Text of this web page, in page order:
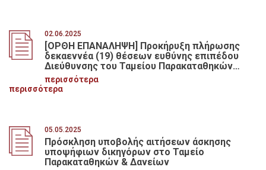
02.06.2025
[ΟΡΘΗ ΕΠΑΝΑΛΗΨΗ] Προκήρυξη πλήρωσης
δεκαεννέα (19) θέσεων ευθύνης επιπέδου
Διεύθυνσης του Ταμείου Παρακαταθηκών
και Δανείων, κατ’ εφαρμογή των διατάξεων
των άρθρων 84-86 του Υπαλληλικού Κώδικα
(Ν.3528/2007)
περισσότερα
περισσότερα
05.05.2025
Πρόσκληση υποβολής αιτήσεων άσκησης
υποψήφιων δικηγόρων στο Ταμείο
Παρακαταθηκών & Δανείων